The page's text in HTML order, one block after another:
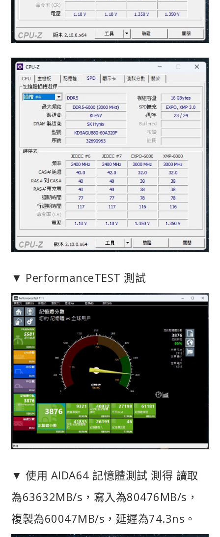
▼ PerformanceTEST 測試
▼ 使用 AIDA64 記憶體測試 測得 讀取
為63632MB/s，寫入為80476MB/s，
複製為60047MB/s，延遲為74.3ns。